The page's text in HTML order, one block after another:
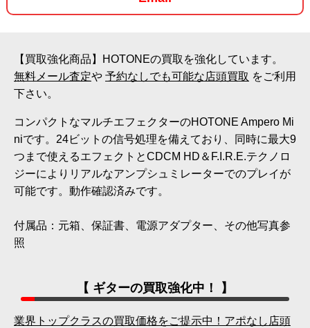
【買取強化商品】HOTONEの買取を強化しています。
無料メール査定や 予約なしでも可能な店頭買取 をご利用
下さい。
コンパクトなマルチエフェクターのHOTONE Ampero Mi
niです。24ビットの信号処理を備えており、同時に最大9
つまで使えるエフェクトとCDCM HD＆F.I.R.E.テクノロ
ジーによりリアルなアンプシュミレーターでのプレイが
可能です。動作確認済みです。
付属品：元箱、保証書、電源アダプター、その他写真参
照
【 ギターの買取強化中！ 】
業界トップクラスの買取価格をご提示中！アポなし店頭